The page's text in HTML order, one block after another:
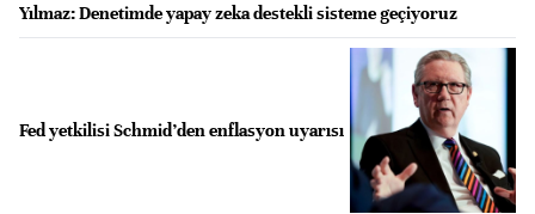
Yılmaz: Denetimde yapay zeka destekli sisteme geçiyoruz
Fed yetkilisi Schmid’den enflasyon uyarısı